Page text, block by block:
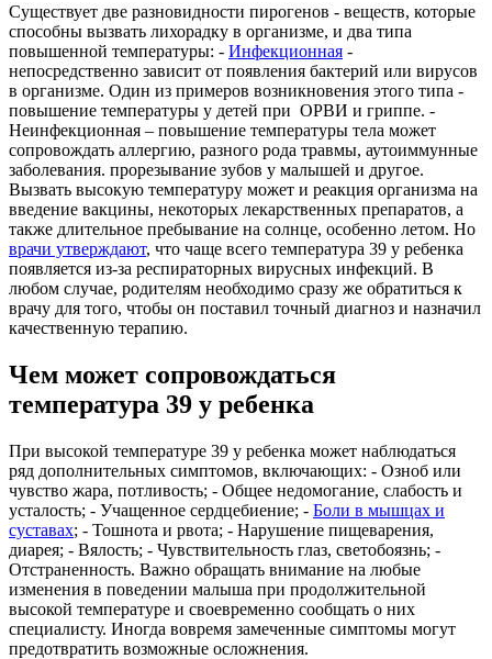
Существует две разновидности пирогенов - веществ, которые
способны вызвать лихорадку в организме, и два типа
повышенной температуры: - Инфекционная -
непосредственно зависит от появления бактерий или вирусов
в организме. Один из примеров возникновения этого типа -
повышение температуры у детей при ОРВИ и гриппе. -
Неинфекционная – повышение температуры тела может
сопровождать аллергию, разного рода травмы, аутоиммунные
заболевания. прорезывание зубов у малышей и другое.
Вызвать высокую температуру может и реакция организма на
введение вакцины, некоторых лекарственных препаратов, а
также длительное пребывание на солнце, особенно летом. Но
врачи утверждают, что чаще всего температура 39 у ребенка
появляется из-за респираторных вирусных инфекций. В
любом случае, родителям необходимо сразу же обратиться к
врачу для того, чтобы он поставил точный диагноз и назначил
качественную терапию.
Чем может сопровождаться
температура 39 у ребенка
При высокой температуре 39 у ребенка может наблюдаться
ряд дополнительных симптомов, включающих: - Озноб или
чувство жара, потливость; - Общее недомогание, слабость и
усталость; - Учащенное сердцебиение; - Боли в мышцах и
суставах; - Тошнота и рвота; - Нарушение пищеварения,
диарея; - Вялость; - Чувствительность глаз, светобоязнь; -
Отстраненность. Важно обращать внимание на любые
изменения в поведении малыша при продолжительной
высокой температуре и своевременно сообщать о них
специалисту. Иногда вовремя замеченные симптомы могут
предотвратить возможные осложнения.